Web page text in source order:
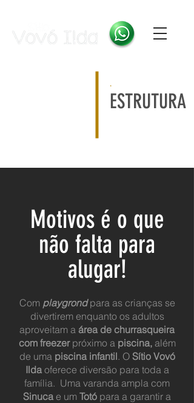
.
ESTRUTURA
Motivos é o que
não falta para
alugar!
Com playgrond para as crianças se
divertirem enquanto os adultos
aproveitam a área de churrasqueira
com freezerpróximo a piscina, além
de uma piscina infantil. O Sítio Vovó
Ildaoferece diversão para toda a
família. Uma varanda ampla com
Sinuca e um Totó para a garantir a